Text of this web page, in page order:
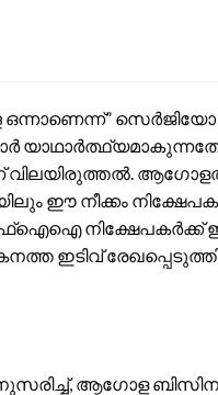
സെർജിയോ
വിലയിരുത്തൽ.
ഈ നീക്കം
എഫ്ഐഐ നിക്ഷേപകർക്ക്
ഇടിവ്
ആഗോള